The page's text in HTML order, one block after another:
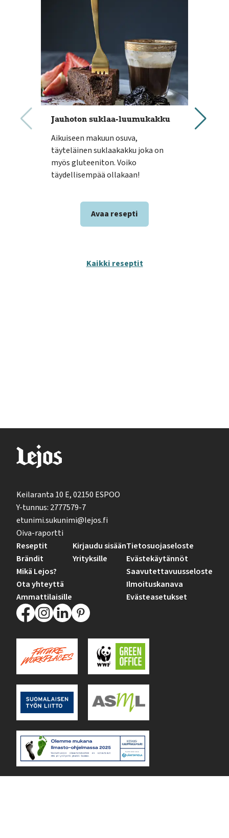
Jauhoton suklaa-luumukakku
Aikuiseen makuun osuva,
täyteläinen suklaakakku joka on
myös gluteeniton. Voiko
täydellisempää ollakaan!
Avaa resepti
Kaikki reseptit
Keilaranta 10 E, 02150 ESPOO
Y-tunnus: 2777579-7
etunimi.sukunimi@lejos.fi
Oiva-raportti
Reseptit
Brändit
Mikä Lejos?
Ota yhteyttä
Ammattilaisille
Kirjaudu sisään
Yrityksille
Tietosuojaseloste
Evästekäytännöt
Saavutettavuusseloste
Ilmoituskanava
Evästeasetukset